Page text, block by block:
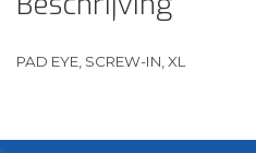
PAD EYE, SCREW-IN, XL